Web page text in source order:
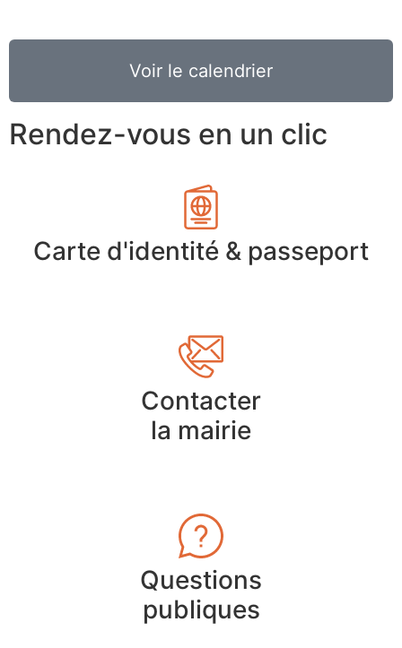
Voir le calendrier
Rendez-vous en un clic
Carte d'identité & passeport
Contacter
la mairie
Questions
publiques